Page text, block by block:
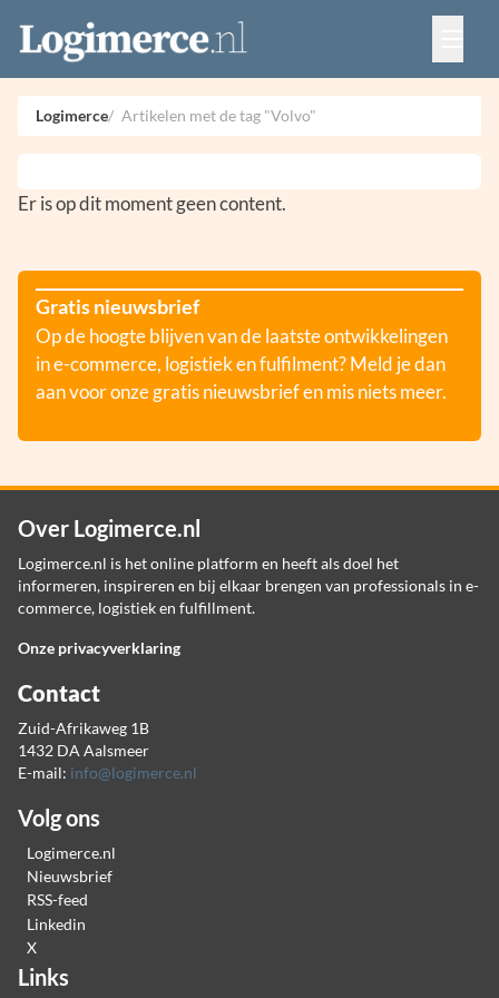
Vacatures
Events
Adverteren
Partners
Logimerce Artikelen met de tag "Volvo"
Er is op dit moment geen content.
Gratis nieuwsbrief
Op de hoogte blijven van de laatste ontwikkelingen
in e-commerce, logistiek en fulfilment? Meld je dan
aan voor onze gratis nieuwsbrief en mis niets meer.
Over Logimerce.nl
Logimerce.nl is het online platform en heeft als doel het
informeren, inspireren en bij elkaar brengen van professionals in e-
commerce, logistiek en fulfillment.
Onze privacyverklaring
Contact
Zuid-Afrikaweg 1B
1432 DA Aalsmeer
E-mail: info@logimerce.nl
Volg ons
Logimerce.nl
Nieuwsbrief
RSS-feed
Linkedin
X
Links